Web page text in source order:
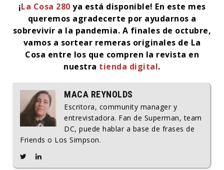
¡La Cosa 280 ya está disponible! En este mes
queremos agradecerte por ayudarnos a
sobrevivir a la pandemia. A finales de octubre,
vamos a sortear remeras originales de La
Cosa entre los que compren la revista en
nuestra tienda digital.
MACA REYNOLDS
Escritora, community manager y
entrevistadora. Fan de Superman, team
DC, puede hablar a base de frases de
Friends o Los Simpson.